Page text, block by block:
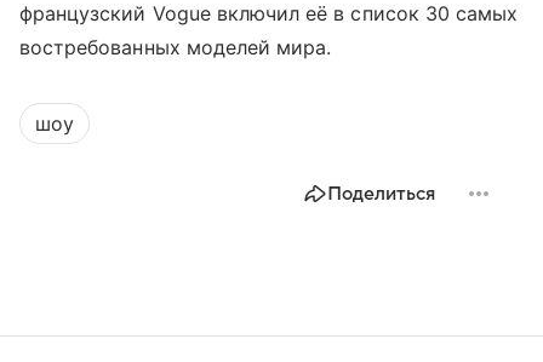
французский Vogue включил её в список 30 самых
востребованных моделей мира.
шоу
Поделиться